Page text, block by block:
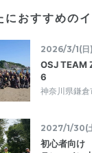
11/5
におすすめの
2026/3/1(日
OSJ TEAM
6
神奈川県鎌倉
2027/1/30(
初心者向け